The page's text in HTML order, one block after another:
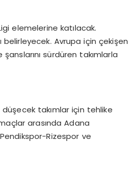
elemelerine katılacak.
belirleyecek. Avrupa için çekişen
sürdüren takımlarla
düşecek takımlar için tehlike
arasında Adana
Rizespor ve